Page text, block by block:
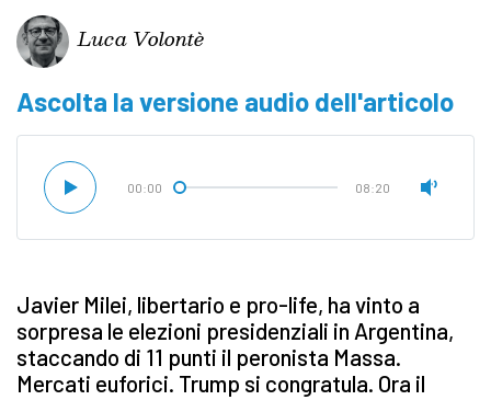
Luca Volontè
Ascolta la versione audio dell'articolo
00:00 08:20
Javier Milei, libertario e pro-life, ha vinto a
sorpresa le elezioni presidenziali in Argentina,
staccando di 11 punti il peronista Massa.
Mercati euforici. Trump si congratula. Ora il